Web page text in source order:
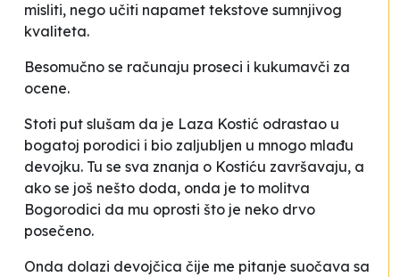
misliti, nego učiti napamet tekstove sumnjivog
kvaliteta.
Besomučno se računaju proseci i kukumavči za
ocene.
Stoti put slušam da je Laza Kostić odrastao u
bogatoj porodici i bio zaljubljen u mnogo mlađu
devojku. Tu se sva znanja o Kostiću završavaju, a
ako se još nešto doda, onda je to molitva
Bogorodici da mu oprosti što je neko drvo
posečeno.
Onda dolazi devojčica čije me pitanje suočava sa